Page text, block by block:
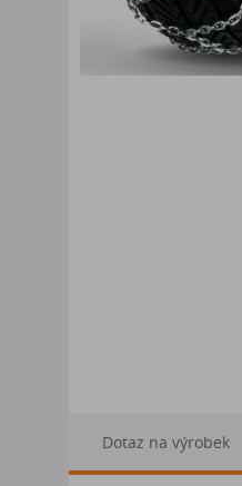
Dotaz na výrobek